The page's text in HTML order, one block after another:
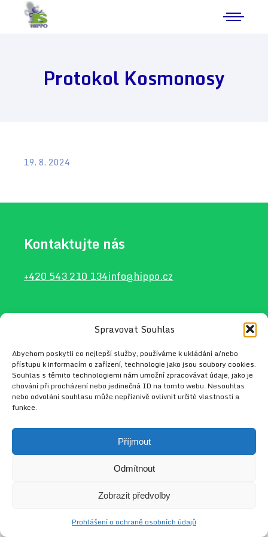
Spravovat Souhlas
Abychom poskytli co nejlepší služby, používáme k ukládání a/nebo
přístupu k informacím o zařízení, technologie jako jsou soubory cookies.
Souhlas s těmito technologiemi nám umožní zpracovávat údaje, jako je
chování při procházení nebo jedinečná ID na tomto webu. Nesouhlas
nebo odvolání souhlasu může nepříznivě ovlivnit určité vlastnosti a
funkce.
Příjmout
Odmítnout
Zobrazit předvolby
Prohlášení o ochraně osobních údajů
Protokol Kosmonosy
19. 8. 2024
Kontaktujte nás
+420 543 210 134info@hippo.cz
Radek Tejkl